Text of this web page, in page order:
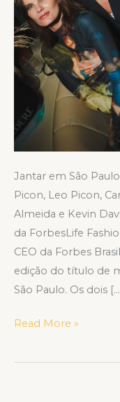
Jantar em São
Picon, Leo Picon,
Almeida e Kevin
da ForbesLife
CEO da Forbes
edição do título de
São Paulo. Os dois
Read More »